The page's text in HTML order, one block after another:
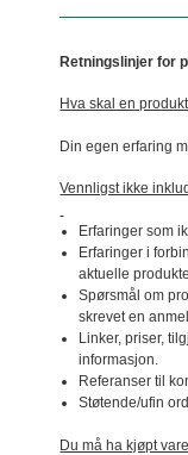
Retningslinjer for
Hva skal en
Din egen erfaring
Vennligst ikke
Erfaringer som
Erfaringer i
aktuelle
Spørsmål om
skrevet en
Linker, priser,
informasjon.
Referanser til
Støtende/ufin
Du må ha kjøpt